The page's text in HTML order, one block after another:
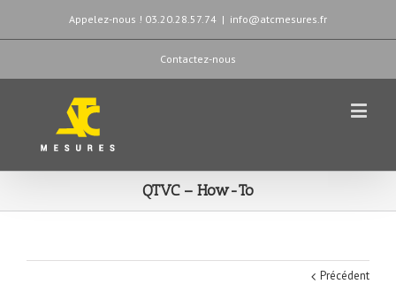
Appelez-nous ! 03.20.28.57.74 | info@atcmesures.fr
Contactez-nous
QTVC – How-To
Précédent